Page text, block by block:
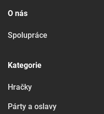
O nás
Spolupráce
Kategorie
Hračky
Párty a oslavy